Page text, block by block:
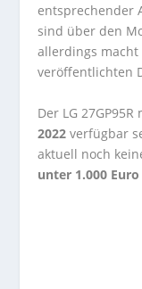
entsprechender
sind über den
allerdings
veröffentlichten
Der LG
2022 verfügbar
aktuell noch
unter 1.000 Euro